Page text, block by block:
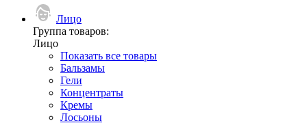
Лицо
Группа товаров:
Лицо
Показать все товары
Бальзамы
Гели
Концентраты
Кремы
Лосьоны